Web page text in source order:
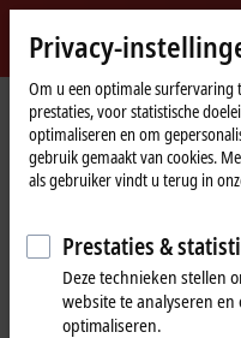
Beckhoff
-
New
Automation
Technology
Home
page
Products I/O
EQxxxx | Stainless steel housing
EQ1xxx |
Box, digital input
The EQ1xxx digital inputs are
Privacy-
Om u een optimale surfervaring
prestaties, voor statistische
optimaliseren en om
gebruik gemaakt van cookies.
als gebruiker vindt u terug in
Prestaties &
Deze technieken stellen
website te analyseren
optimaliseren.